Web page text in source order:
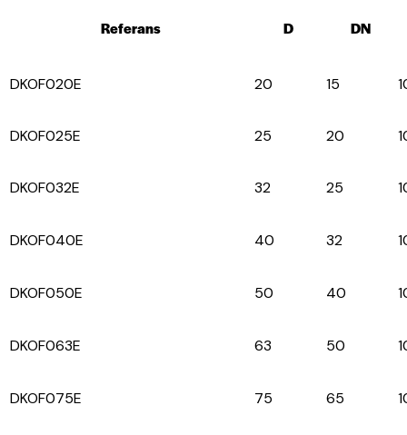
Referans D DN
DKOF020E 20 15
DKOF025E 25 20
DKOF032E 32 25
DKOF040E 40 32
DKOF050E 50 40
DKOF063E 63 50
DKOF075E 75 65